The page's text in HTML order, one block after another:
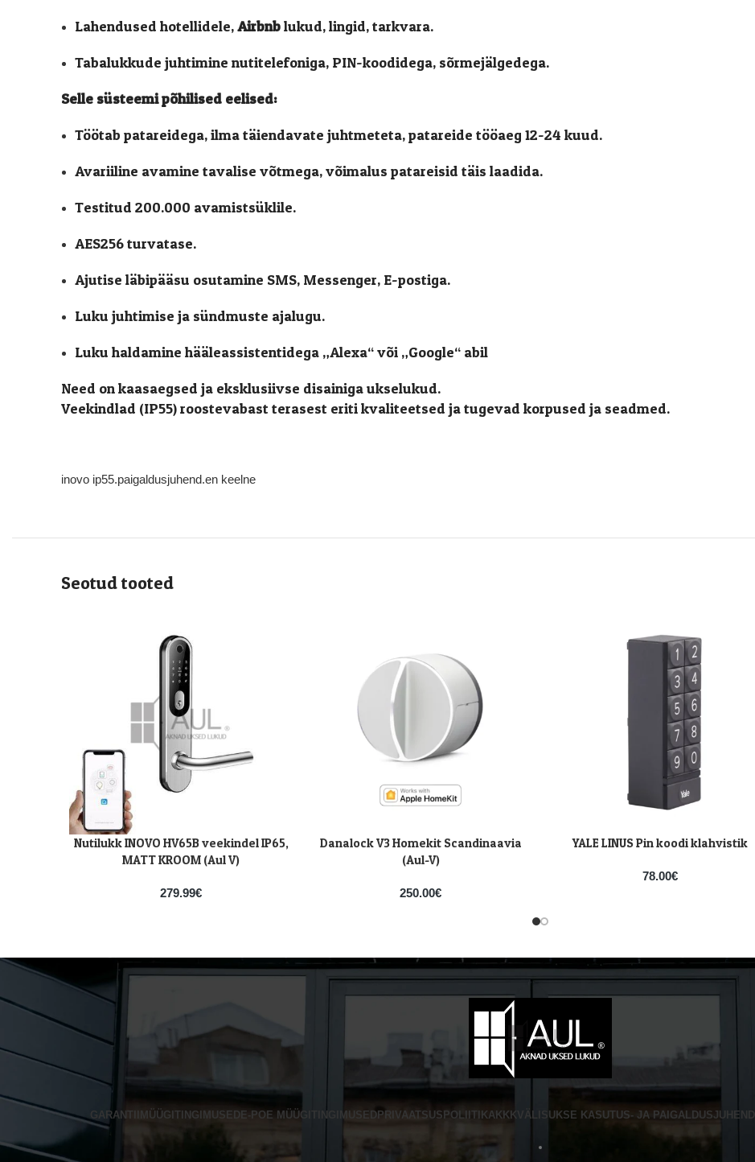
Lahendused hotellidele,Airbnblukud, lingid, tarkvara.
Tabalukkude juhtimine nutitelefoniga, PIN-koodidega, sõrmejälgedega.
Selle süsteemi põhilised eelised:
Töötab patareidega, ilma täiendavate juhtmeteta, patareide tööaeg 12-24 kuud.
Avariiline avamine tavalise võtmega, võimalus patareisid täis laadida.
Testitud 200.000 avamistsüklile.
AES256 turvatase.
Ajutise läbipääsu osutamine SMS, Messenger, E-postiga.
Luku juhtimise ja sündmuste ajalugu.
Luku haldamine hääleassistentidega „Alexa“ või „Google“ abil
Need on kaasaegsed ja eksklusiivse disainiga ukselukud.
Veekindlad (IP55) roostevabast terasest eriti kvaliteetsed ja tugevad korpused ja seadmed.
inovo ip55.paigaldusjuhend.en keelne
Seotud tooted
LISA KORVI
Nutilukk INOVO HV65B veekindel IP65,
MATT KROOM (Aul V)
279.99€
LISA KORVI
Danalock V3 Homekit Scandinaavia
(Aul-V)
250.00€
LISA KORVI
YALE LINUS Pin koodi klahvistik
78.00€
GARANTII MÜÜGITINGIMUSEDE-POE MÜÜGITINGIMUSEDPRIVAATSUSPOLIITIKAKKK VÄLISUKSE KASUTUS- JA PAIGALDUSJUHEND